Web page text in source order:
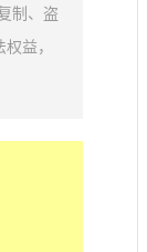
制、盗
益，